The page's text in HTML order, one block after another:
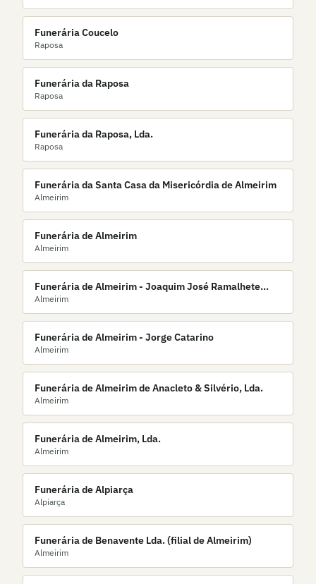
Funerária Coucelo
Raposa
Funerária da Raposa
Raposa
Funerária da Raposa, Lda.
Raposa
Funerária da Santa Casa da Misericórdia de Almeirim
Almeirim
Funerária de Almeirim
Almeirim
Funerária de Almeirim - Joaquim José Ramalhete
Almeida & Filhos Lda.
Almeirim
Funerária de Almeirim - Jorge Catarino
Almeirim
Funerária de Almeirim de Anacleto & Silvério, Lda.
Almeirim
Funerária de Almeirim, Lda.
Almeirim
Funerária de Alpiarça
Alpiarça
Funerária de Benavente Lda. (filial de Almeirim)
Almeirim